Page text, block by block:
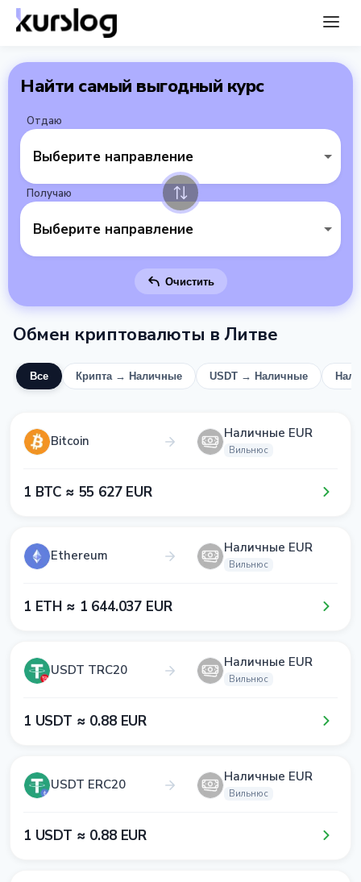
Найти самый выгодный курс
Отдаю
Выберите направление
Получаю
Выберите направление
Очистить
Обмен криптовалюты в Литве
Все Крипта → Наличные USDT → Наличные
Bitcoin Наличные EUR
Вильнюс
1​ BTC ≈ 5​5​ 6​2​7​ EUR
Ethereum Наличные EUR
Вильнюс
1​ ETH ≈ 1​ 6​4​4​.0​3​7​ EUR
USDT TRC20 Наличные EUR
Вильнюс
1​ USDT ≈ 0​.8​8​ EUR
USDT ERC20 Наличные EUR
Вильнюс
1​ USDT ≈ 0​.8​8​ EUR